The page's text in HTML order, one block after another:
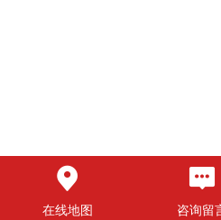
在线地图 咨询留